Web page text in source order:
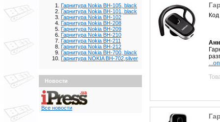
Гарнитура Nokia BH-105, black
Гарнитура Nokia BH-101, black
Гарнитура Nokia BH-102
Гарнитура Nokia BH-208
Гарнитура Nokia BH-209
Гарнитура Nokia BH-210
Гарнитура Nokia BH-211
Гарнитура Nokia ВН-212
Гарнитура Nokia BH-700, black
Гарнитура NOKIA BH-702,silver
Новости
Все новости